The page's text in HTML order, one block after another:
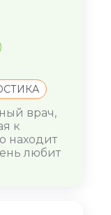
врач,
к
находит
любит